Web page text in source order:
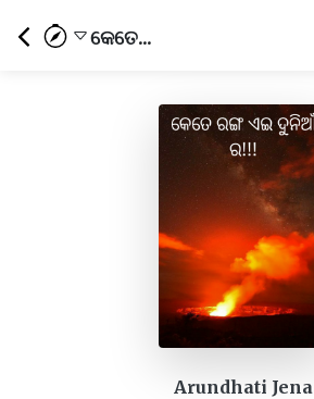
କେତେ...
Arundhati Jena